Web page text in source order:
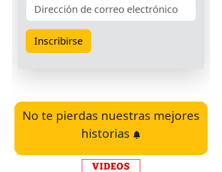
No te pierdas nuestras mejores
historias
VIDEOS